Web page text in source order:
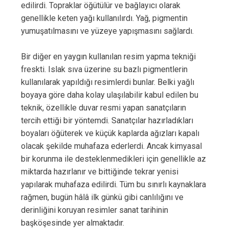
edilirdi. Topraklar öğütülür ve bağlayıcı olarak
genellikle keten yağı kullanılırdı. Yağ, pigmentin
yumuşatılmasını ve yüzeye yapışmasını sağlardı.
Bir diğer en yaygın kullanılan resim yapma tekniği
freskti. Islak sıva üzerine su bazlı pigmentlerin
kullanılarak yapıldığı resimlerdi bunlar. Belki yağlı
boyaya göre daha kolay ulaşılabilir kabul edilen bu
teknik, özellikle duvar resmi yapan sanatçıların
tercih ettiği bir yöntemdi. Sanatçılar hazırladıkları
boyaları öğüterek ve küçük kaplarda ağızları kapalı
olacak şekilde muhafaza ederlerdi. Ancak kimyasal
bir korunma ile desteklenmedikleri için genellikle az
miktarda hazırlanır ve bittiğinde tekrar yenisi
yapılarak muhafaza edilirdi. Tüm bu sınırlı kaynaklara
rağmen, bugün hâlâ ilk günkü gibi canlılığını ve
derinliğini koruyan resimler sanat tarihinin
başköşesinde yer almaktadır.